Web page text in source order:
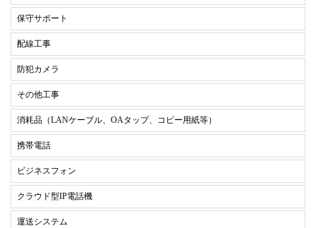
保守サポート
配線工事
防犯カメラ
その他工事
消耗品（LANケーブル、OAタップ、コピー用紙等）
携帯電話
ビジネスフォン
クラウド型IP電話機
運送システム